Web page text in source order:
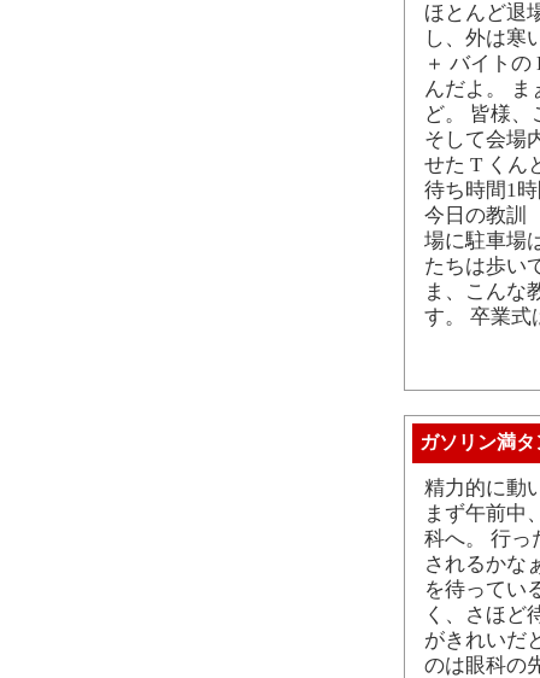
ほとんど退
し、外は寒
＋ バイト
んだよ。 ま
ど。 皆様
そして会場
せた T くん
待ち時間1
今日の教訓
場に駐車場
たちは歩い
ま、こんな
す。 卒業式
ガソリン満タ
精力的に動
まず午前中
科へ。 行っ
されるかな
を待ってい
く、さほど
がきれいだ
のは眼科の